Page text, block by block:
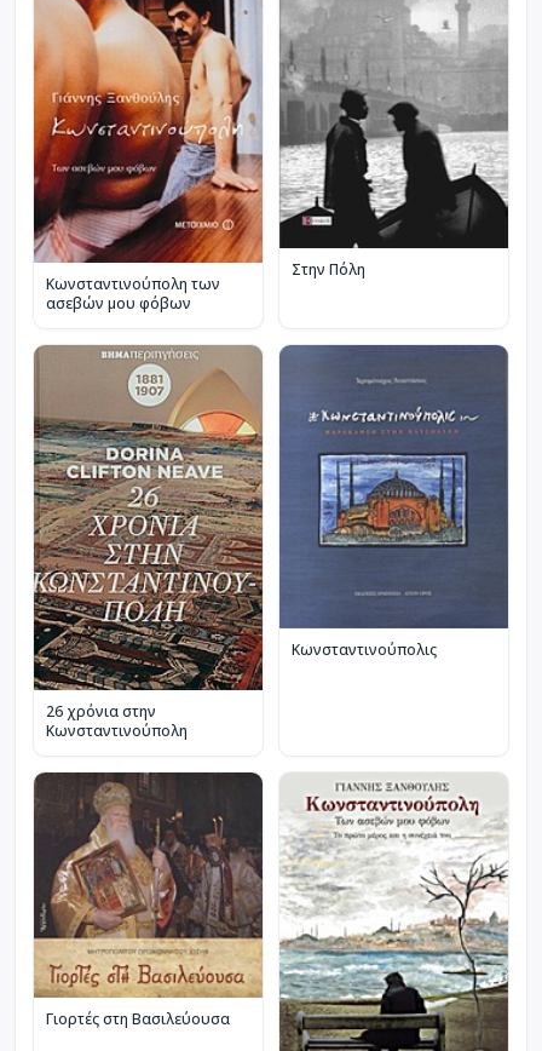
Κωνσταντινούπολη των
ασεβών μου φόβων
Στην Πόλη
26 χρόνια στην
Κωνσταντινούπολη
Κωνσταντινούπολις
Γιορτές στη Βασιλεύουσα